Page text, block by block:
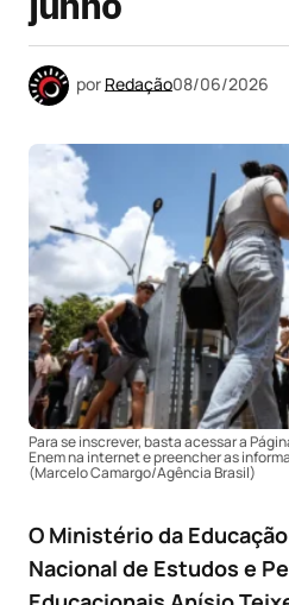
por Redação08/06/2026
Para se inscrever, basta acessar a
Enem na internet e preencher as
(Marcelo Camargo/Agência Brasil)
O Ministério da
Nacional de Estudos e